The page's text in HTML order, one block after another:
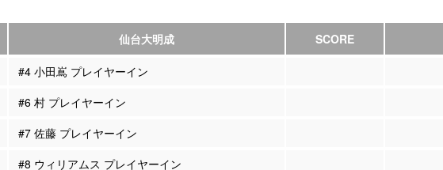
仙台大明成 SCORE
#4 小田嶌 プレイヤーイン
#6 村 プレイヤーイン
#7 佐藤 プレイヤーイン
#8 ウィリアムス プレイヤーイン